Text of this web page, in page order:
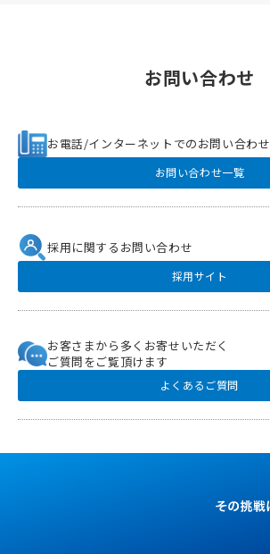
お問い合わせ
お電話/インターネットでのお問い合わせ
お問い合わせ一覧
採用に関するお問い合わせ
採用サイト
お客さまから多くお寄せいただく
ご質問をご覧頂けます
よくあるご質問